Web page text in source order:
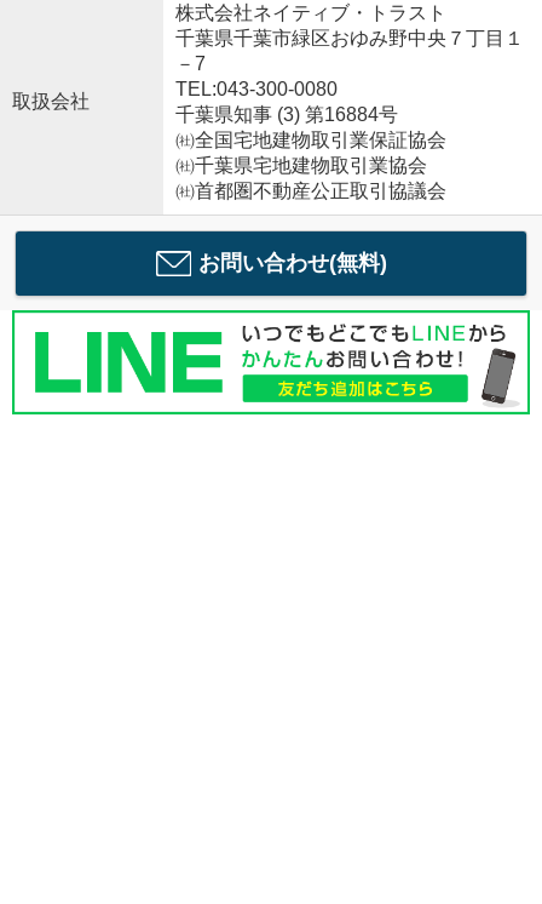
取扱会社
株式会社ネイティブ・トラスト
千葉県千葉市緑区おゆみ野中央７丁目１
－7
TEL:043-300-0080
千葉県知事 (3) 第16884号
㈳全国宅地建物取引業保証協会
㈳千葉県宅地建物取引業協会
㈳首都圏不動産公正取引協議会
お問い合わせ(無料)